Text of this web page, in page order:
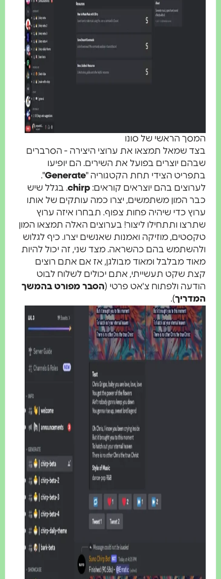
הראשי של סונו
שמאל תמצאו את ערוצי היצירה - הסרברים
יוצרים בפועל את השירים. הם יופיעו
הצידי תחת הקטגוריה "Generate
".
בהם יוצראים קוראים:chirp. בגלל שיש
המון משתמשים, יצרו כמה עותקים של אותו
כדי שיהיה פחות צפוף. תבחרו איזה ערוץ
ותתחילו ליצור! בערוצים האלה תמצאו המון
מוזיקה ואמנות שאנשים יצרו. כיף לגלוש
בהם כהשראה. מצד שני, זה יכול להיות
מבלבל ומאוד מבולגן, אז אם אתם רוצים
שקט תעשייתי, אתם יכולים לשלוח לבוט
ולפתוח צ'אט פרטי (הסבר מפורט בהמשך
).